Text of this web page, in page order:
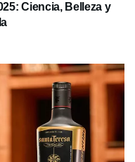
Ciencia, Belleza y